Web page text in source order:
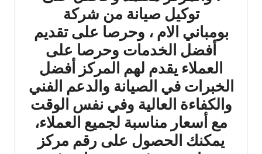
توكيل صيانة من شركة
بومباني الام ، وحرصا على تقديم
أفضل الخدمات وحرصا على
العملاء يقدم لهم المركز أفضل
الخبرات في الصيانة والدعم الفني
والكفاءة العالية وفي نفس الوقت
مع أسعار مناسبة لجميع العملاء،
يمكنك الحصول على رقم مركز